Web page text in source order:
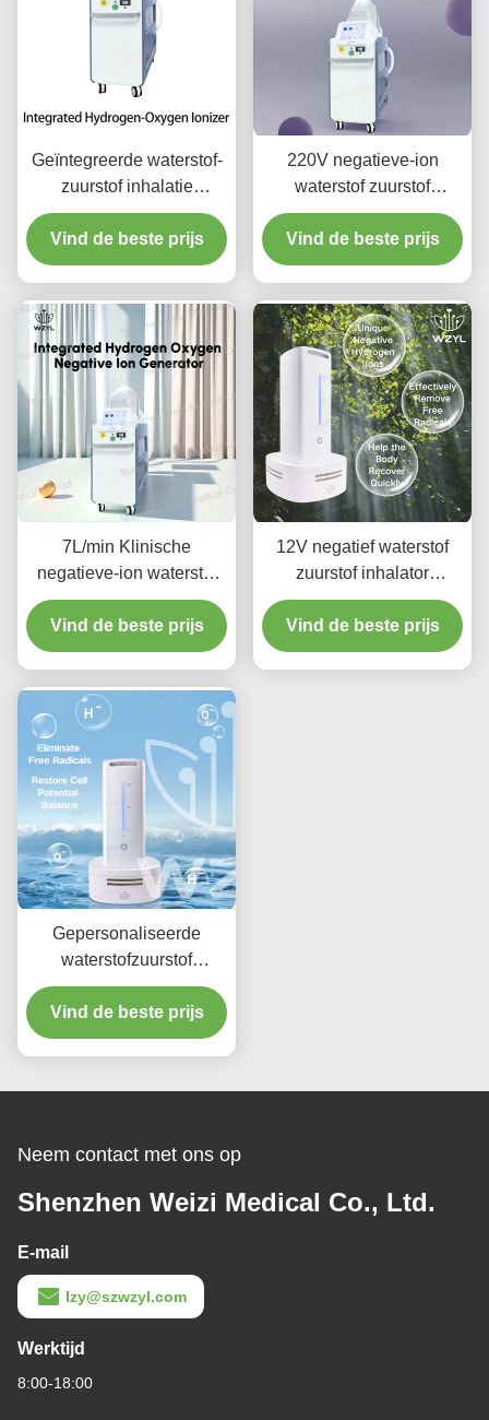
Geïntegreerde waterstof-
zuurstof inhalatie
machine met 10,4 inch
display
Vind de beste prijs
220V negatieve-ion
waterstof zuurstof
inhalator Verbeterde
slaap vermoeidheid
verlichting
Vind de beste prijs
7L/min Klinische
negatieve-ion waterstof
zuurstof inhalator 1000W
Verbetert de
bloedcirculatie
Vind de beste prijs
12V negatief waterstof
zuurstof inhalator
generator 18W Desktop
Style
Vind de beste prijs
Gepersonaliseerde
waterstofzuurstof
inademing generator
Waterstof en zuurstof
machines 18Watt
Vind de beste prijs
Neem contact met ons op
Shenzhen Weizi Medical Co., Ltd.
E-mail
lzy@szwzyl.com
Werktijd
8:00-18:00